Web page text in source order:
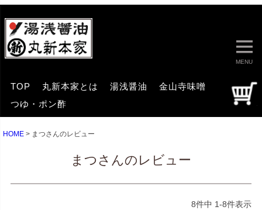
MENU
TOP 丸新本家とは 湯浅醤油
金山寺味噌
つゆ・ポン酢
HOME まつさんのレビュー
まつさんのレビュー
8件中 1-8件表示